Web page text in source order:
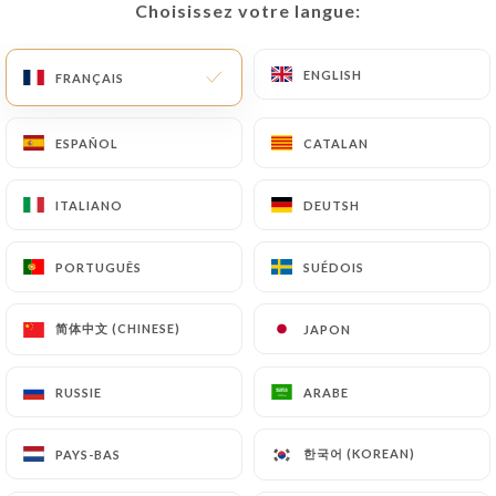
Choisissez votre langue:
FRANÇAIS ENGLISH
ESPAÑOL CATALAN
ITALIANO DEUTSH
PORTUGUÊS SUÉDOIS
简体中文 (CHINESE) JAPON
RUSSIE ARABE
PAYS-BAS 한국어 (KOREAN)
/
Contact
Agra Tandoori
Choisissez votre langue:
FRANÇAIS ENGLISH
ESPAÑOL CATALAN
ITALIANO DEUTSH
PORTUGUÊS SUÉDOIS
简体中文 (CHINESE) JAPON
RUSSIE ARABE
PAYS-BAS 한국어 (KOREAN)